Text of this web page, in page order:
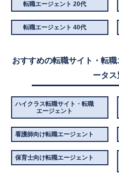
転職エージェント 20代
転職エージェント 40代
おすすめの転職サイト・転
ータス
ハイクラス転職サイト・転職
エージェント
看護師向け転職エージェント
保育士向け転職エージェント